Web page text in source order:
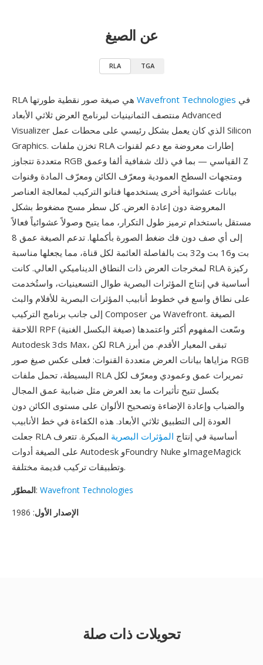
عن الصيغ
RLA TGA
Wavefront Technologies
منتصف الثمانينيات لبرنامج العرض ثلاثي الأبعاد Advanced
Visualizer الذي كان يعمل بشكل رئيسي على محطات عمل Silicon
Graphics. تخزن ملفات RLA إطارات معروضة مع دعم لقنوات
متعددة تتجاوز RGB القياسي — بما في ذلك شفافية ألفا وعمق Z
ومتجهات السطح العمودية ومعرّف الكائن ومعرّف المادة وقنوات
بيانات عشوائية أخرى يستخدمها فنانو التركيب لمعالجة العناصر
المعروضة دون إعادة العرض. كل سطر مسح مضغوط بشكل
مستقل باستخدام ترميز طول التكرار، مما يتيح وصولاً عشوائياً فعالاً
إلى أي صف دون فك ضغط الصورة بأكملها. تدعم الصيغة عمق 8
بت و16 بت و32 بت بالفاصلة العائمة لكل قناة، مما يجعلها مناسبة
لمخرجات العرض ذات النطاق الديناميكي العالي. كانت RLA ركيزة
أساسية في إنتاج المؤثرات البصرية طوال التسعينيات، واستُخدمت
على نطاق واسع في خطوط أنابيب المؤثرات البصرية للأفلام والبث
إلى جانب برنامج التركيب Composer من Wavefront. الصيغة
اللاحقة RPF (صيغة البكسل الغنية) وسّعت المفهوم أكثر واعتمدها
Autodesk 3ds Max، لكن RLA تبقى المعيار الأقدم. من أبرز
مزاياها بيانات العرض متعددة القنوات: فعلى عكس صيغ صور RGB
البسيطة، تحمل ملفات RLA تمريرات عمق وعمودي ومعرّف لكل
بكسل تتيح تأثيرات ما بعد العرض مثل ضبابية عمق المجال
والضباب وإعادة الإضاءة وتصحيح الألوان على مستوى الكائن دون
العودة إلى التطبيق ثلاثي الأبعاد. هذه الكفاءة في خط الأنابيب
جعلت RLA أساسية في إنتاج المؤثرات البصرية المبكرة. تتعرف
على الصيغة أدوات Autodesk وFoundry Nuke وImageMagick
وتطبيقات تركيب قديمة مختلفة.
المطوّر: Wavefront Technologies
الإصدار الأول: 1986
تحويلات ذات صلة